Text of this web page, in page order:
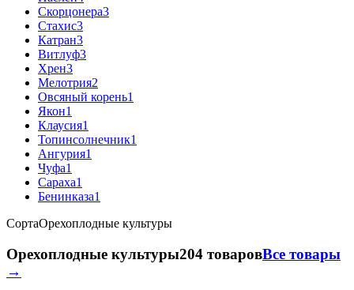
Скорцонера3
Стахис3
Катран3
Витлуф3
Хрен3
Мелотрия2
Овсяный корень1
Якон1
Клаусия1
Топинсолнечник1
Ангурия1
Чуфа1
Сараха1
Бенинказа1
СортаОрехоплодные культуры
Орехоплодные культуры204 товаровВсе товары
→